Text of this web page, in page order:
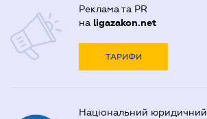
Реклама та PR
на ligazakon.net
ТАРИФИ
Національний юридичний